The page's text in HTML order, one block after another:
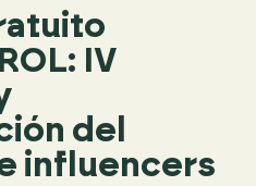
IV
del
influencers